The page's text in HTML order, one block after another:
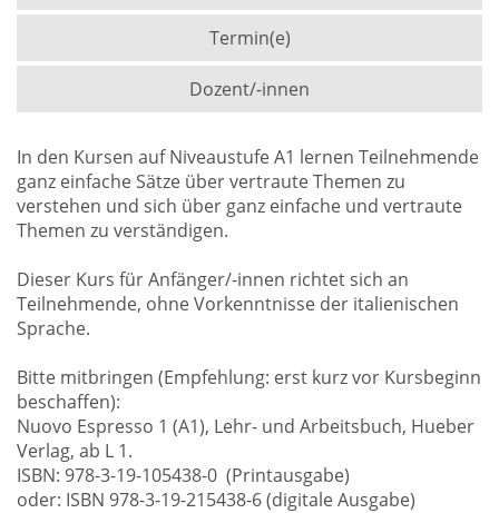
Termin(e)
Dozent/-innen
In den Kursen auf Niveaustufe A1 lernen Teilnehmende
ganz einfache Sätze über vertraute Themen zu
verstehen und sich über ganz einfache und vertraute
Themen zu verständigen.
Dieser Kurs für Anfänger/-innen richtet sich an
Teilnehmende, ohne Vorkenntnisse der italienischen
Sprache.
Bitte mitbringen (Empfehlung: erst kurz vor Kursbeginn
beschaffen):
Nuovo Espresso 1 (A1), Lehr- und Arbeitsbuch, Hueber
Verlag, ab L 1.
ISBN: 978-3-19-105438-0 (Printausgabe)
oder: ISBN 978-3-19-215438-6 (digitale Ausgabe)